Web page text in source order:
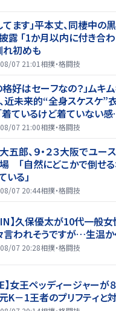
てます」平本丈、同棲中
露 「1か月以内に付き合
れ初めも
07 21:01 相撲・格闘技
格好はセーフなの？」ムキ
近未来的“全身スケスケ”
着ているけど着ていない感
07 21:00相撲・格闘技
五郎、９・２３大阪でユ
「自然にどこかで倒せる
いる」
07 20:44相撲・格闘技
】久保優太が10代一般
言われそうですが…生温か
07 20:28相撲・格闘技
】女王ペッディージャー
K－1王者のプリフティと